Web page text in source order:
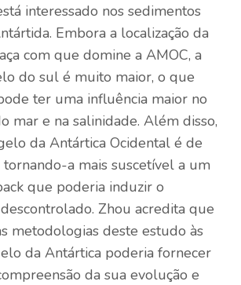
interessado nos sedimentos
Embora a localização da
com que domine a AMOC, a
do sul é muito maior, o que
ter uma influência maior no
mar e na salinidade. Além disso,
da Antártica Ocidental é de
tornando-a mais suscetível a um
que poderia induzir o
Zhou acredita que
metodologias deste estudo às
da Antártica poderia fornecer
da sua evolução e